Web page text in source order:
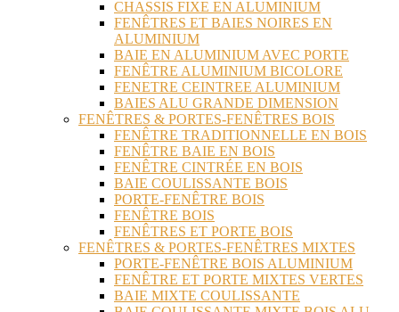
CHASSIS FIXE EN ALUMINIUM
FENÊTRES ET BAIES NOIRES EN
ALUMINIUM
BAIE EN ALUMINIUM AVEC PORTE
FENÊTRE ALUMINIUM BICOLORE
FENETRE CEINTREE ALUMINIUM
BAIES ALU GRANDE DIMENSION
FENÊTRES & PORTES-FENÊTRES BOIS
FENÊTRE TRADITIONNELLE EN BOIS
FENÊTRE BAIE EN BOIS
FENÊTRE CINTRÉE EN BOIS
BAIE COULISSANTE BOIS
PORTE-FENÊTRE BOIS
FENÊTRE BOIS
FENÊTRES ET PORTE BOIS
FENÊTRES & PORTES-FENÊTRES MIXTES
PORTE-FENÊTRE BOIS ALUMINIUM
FENÊTRE ET PORTE MIXTES VERTES
BAIE MIXTE COULISSANTE